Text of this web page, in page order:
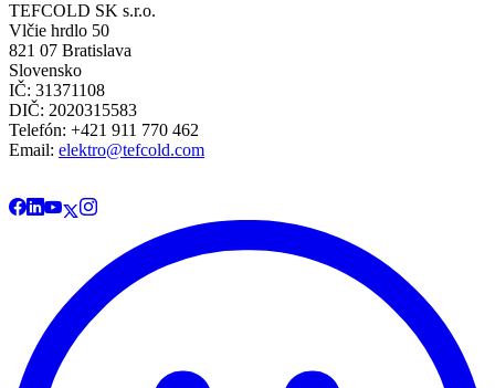
TEFCOLD SK s.r.o.
Vlčie hrdlo 50
821 07 Bratislava
Slovensko
IČ: 31371108
DIČ: 2020315583
Telefón: +421 911 770 462
Email: elektro@tefcold.com